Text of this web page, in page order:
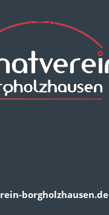
borgholzhausen.de